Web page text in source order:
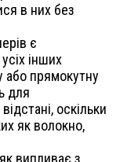
в них без
є
інших
або прямокутну
для
оскільки
як волокно,
як випливає з